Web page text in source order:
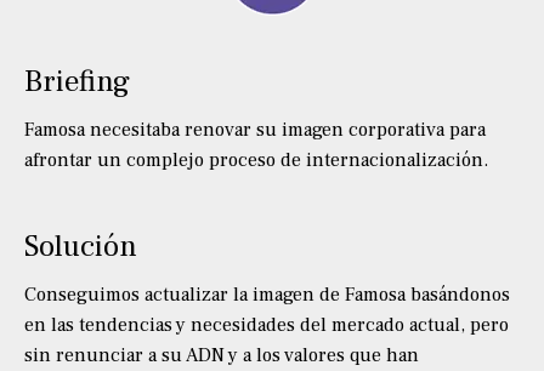
Briefing
Famosa necesitaba renovar su imagen corporativa para
afrontar un complejo proceso de internacionalización.
Solución
Conseguimos actualizar la imagen de Famosa basándonos
en las tendencias y necesidades del mercado actual, pero
sin renunciar a su ADN y a los valores que han